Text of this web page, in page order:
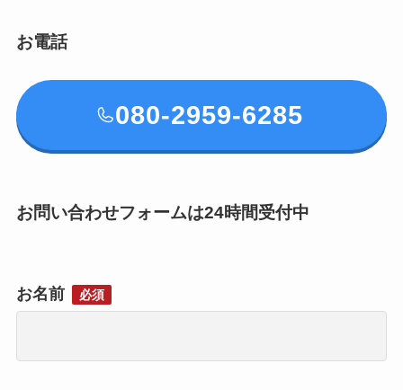
お電話
080-2959-6285
お問い合わせフォームは24時間受付中
お名前 必須